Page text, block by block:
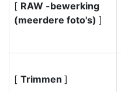
[ RAW -bewerking
(meerdere foto's) ]
[ Trimmen ]